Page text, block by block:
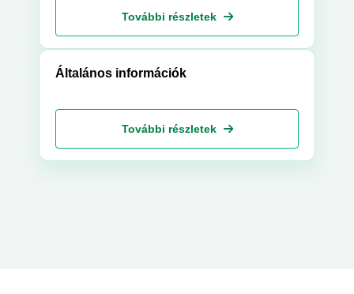
További részletek
Általános információk
További részletek